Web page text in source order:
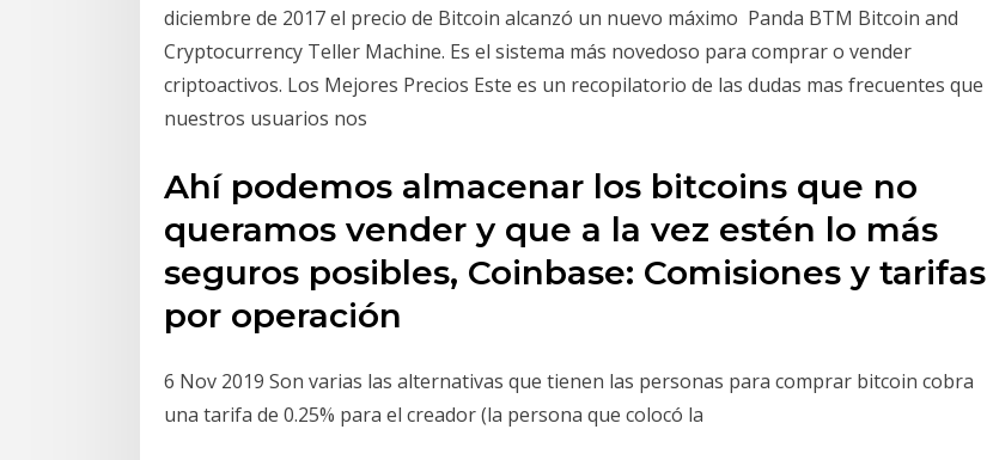
diciembre de 2017 el precio de Bitcoin alcanzó un nuevo máximo Panda BTM Bitcoin and
Cryptocurrency Teller Machine. Es el sistema más novedoso para comprar o vender
criptoactivos. Los Mejores Precios Este es un recopilatorio de las dudas mas frecuentes que
nuestros usuarios nos
Ahí podemos almacenar los bitcoins que no
queramos vender y que a la vez estén lo más
seguros posibles, Coinbase: Comisiones y tarifas
por operación
6 Nov 2019 Son varias las alternativas que tienen las personas para comprar bitcoin cobra
una tarifa de 0.25% para el creador (la persona que colocó la